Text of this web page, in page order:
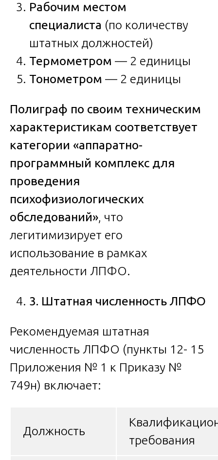
Рабочим местом
специалиста (по количеству
штатных должностей)
Термометром — 2 единицы
Тонометром — 2 единицы
Полиграф по своим техническим
характеристикам соответствует
категории «аппаратно-
программный комплекс для
проведения
психофизиологических
обследований», что
легитимизирует его
использование в рамках
деятельности ЛПФО.
3. Штатная численность ЛПФО
Рекомендуемая штатная
численность ЛПФО (пункты 12- 15
Приложения № 1 к Приказу №
749н) включает:
Должность
требования